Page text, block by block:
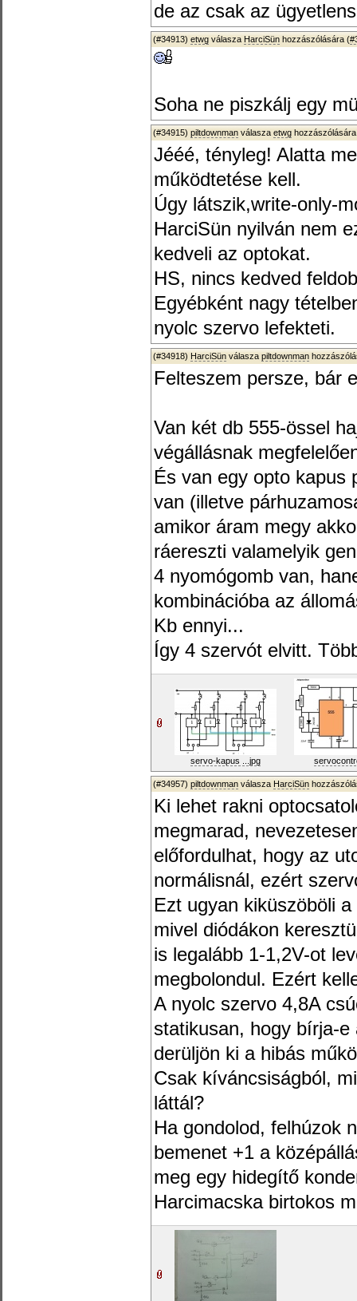
de az csak az
(#34913) etwg válasza HarciSün hozzászólására (
Soha ne piszkálj egy
(#34915) piltdownman válasza etwg
Jééé, tényleg! Alatta
működtetése kell.
Úgy látszik,write-only-
HarciSün nyilván nem
kedveli az optokat.
HS, nincs kedved
Egyébként nagy
nyolc szervo lefekteti.
(#34918) HarciSün válasza piltdownman
Felteszem persze, bár
Van két db 555-össel
végállásnak
És van egy opto kapus
van (illetve
amikor áram megy
ráereszti valamelyik
4 nyomógomb van,
kombinációba az
Kb ennyi...
Így 4 szervót elvitt.
servo-kapus ...jpg
(#34957) piltdownman válasza HarciSün
Ki lehet rakni
megmarad,
előfordulhat, hogy az
normálisnál, ezért
Ezt ugyan kiküszöböli
mivel diódákon
is legalább 1-1,2V-ot
megbolondul. Ezért
A nyolc szervo 4,8A
statikusan, hogy bírja-
derüljön ki a hibás
Csak kíváncsiságból,
láttál?
Ha gondolod, felhúzok
bemenet +1 a
meg egy hidegítő
Harcimacska birtokos